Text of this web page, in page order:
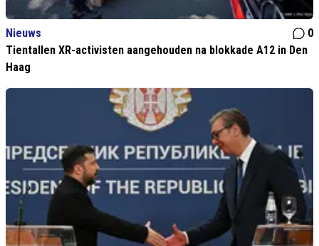
Nieuws
0
Tientallen XR-activisten aangehouden na blokkade A12 in Den
Haag